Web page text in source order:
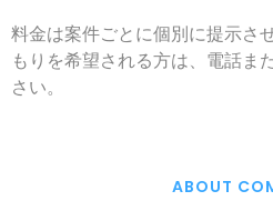
料金は案件ごとに個別に提示さ
もりを希望される方は、電話ま
さい。
ABOUT